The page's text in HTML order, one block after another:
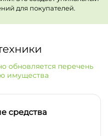
для покупателей.
обновляется перечень
имущества
средства